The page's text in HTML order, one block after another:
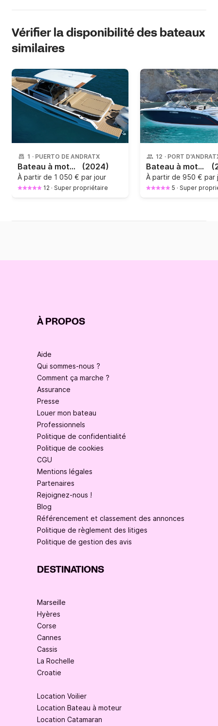
Vérifier la disponibilité des bateaux
similaires
1 · PUERTO DE ANDRATX
Bateau à moteur Sterk 31 RC 400cv (2024)
À partir de 1 050 € par jour
12 · Super propriétaire
12 · PORT
Bateau à moteur COBALT R5 320cv
À partir de 950 € par
5 · Super
À PROPOS
Aide
Qui sommes-nous ?
Comment ça marche ?
Assurance
Presse
Louer mon bateau
Professionnels
Politique de confidentialité
Politique de cookies
CGU
Mentions légales
Partenaires
Rejoignez-nous !
Blog
Référencement et classement des annonces
Politique de règlement des litiges
Politique de gestion des avis
DESTINATIONS
Marseille
Hyères
Corse
Cannes
Cassis
La Rochelle
Croatie
Location Voilier
Location Bateau à moteur
Location Catamaran